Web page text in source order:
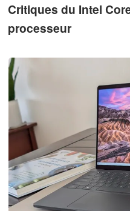
Critiques du Intel
processeur